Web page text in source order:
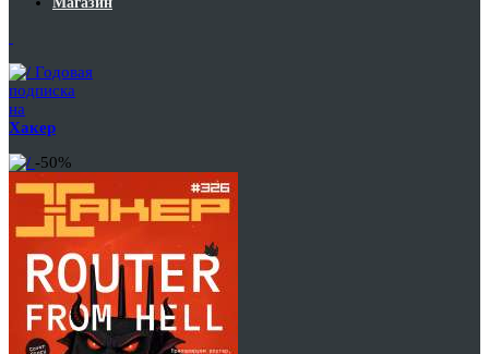
Годовая
подписка
на
Хакер
-50%